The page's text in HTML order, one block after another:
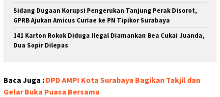
Sidang Dugaan Korupsi Pengerukan Tanjung Perak Disorot,
GPRB Ajukan Amicus Curiae ke PN Tipikor Surabaya
141 Karton Rokok Diduga Ilegal Diamankan Bea Cukai Juanda,
Dua Sopir Dilepas
Baca Juga : DPD AMPI Kota Surabaya Bagikan Takjil dan
Gelar Buka Puasa Bersama